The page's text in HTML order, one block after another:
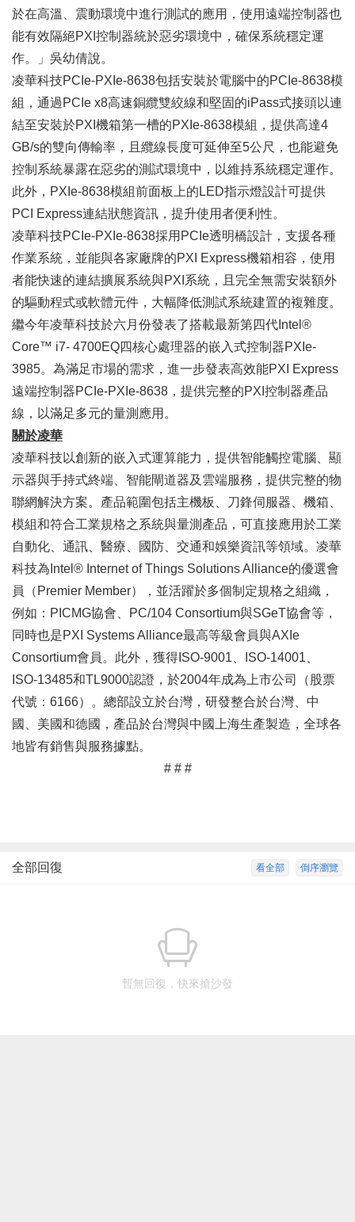
於在高溫、震動環境中進行測試的應用，使用遠端控制器也
能有效隔絕PXI控制器統於惡劣環境中，確保系統穩定運
作。」吳幼倩說。
凌華科技PCIe-PXIe-8638包括安裝於電腦中的PCIe-8638模
組，通過PCIe x8高速銅纜雙絞線和堅固的iPass式接頭以連
結至安裝於PXI機箱第一槽的PXIe-8638模組，提供高達4
GB/s的雙向傳輸率，且纜線長度可延伸至5公尺，也能避免
控制系統暴露在惡劣的測試環境中，以維持系統穩定運作。
此外， PXIe-8638模組前面板上的LED指示燈設計可提供
PCI Express連結狀態資訊，提升使用者便利性。
凌華科技PCIe-PXIe-8638採用PCIe透明橋設計，支援各種
作業系統，並能與各家廠牌的PXI Express機箱相容，使用
者能快速的連結擴展系統與PXI系統，且完全無需安裝額外
的驅動程式或軟體元件，大幅降低測試系統建置的複雜度。
繼今年凌華科技於六月份發表了搭載最新第四代Intel®
Core™ i7- 4700EQ四核心處理器的嵌入式控制器PXIe-
3985。為滿足市場的需求，進一步發表高效能PXI Express
遠端控制器PCIe-PXIe-8638 ，提供完整的PXI控制器產品
線，以滿足多元的量測應用。
關於凌華
凌華科技以創新的嵌入式運算能力，提供智能觸控電腦、顯
示器與手持式終端、智能閘道器及雲端服務，提供完整的物
聯網解決方案。產品範圍包括主機板、刀鋒伺服器、機箱、
模組和符合工業規格之系統與量測產品，可直接應用於工業
自動化、通訊、醫療、國防、交通和娛樂資訊等領域。凌華
科技為Intel® Internet of Things Solutions Alliance的優選會
員（Premier Member），並活躍於多個制定規格之組織，
例如：PICMG協會、PC/104 Consortium與SGeT協會等，
同時也是PXI Systems Alliance最高等級會員與AXIe
Consortium會員。此外，獲得ISO-9001、ISO-14001、
ISO-13485和TL9000認證，於2004年成為上市公司（股票
代號：6166）。總部設立於台灣，研發整合於台灣、中
國、美國和德國，產品於台灣與中國上海生產製造，全球各
地皆有銷售與服務據點。
# # #
倒序瀏覽
看全部
全部回復
暫無回復，快來搶沙發